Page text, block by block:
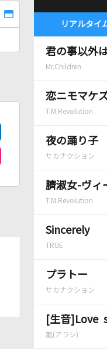
リアルタイ
君の事以外
Mr.Children
恋ニモマケ
T.M.Revolution
夜の踊り子
サカナクション
臍淑女-ヴィ
T.M.Revolution
Sincerely
TRUE
プラトー
サカナクション
[生音]Love
嵐(アラシ)